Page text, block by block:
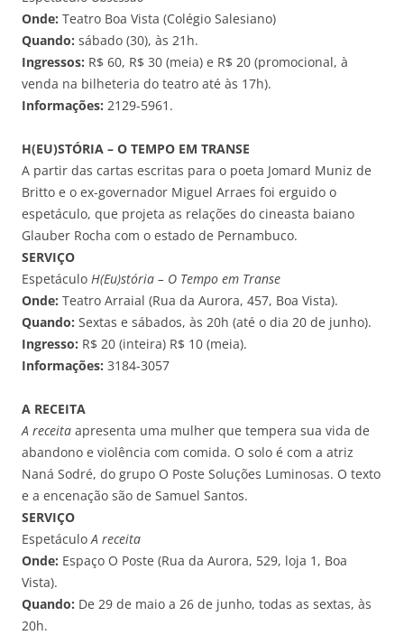
Onde: Teatro Boa Vista (Colégio Salesiano)
Quando: sábado (30), às 21h.
Ingressos: R$ 60, R$ 30 (meia) e R$ 20 (promocional, à
venda na bilheteria do teatro até às 17h).
Informações: 2129-5961.
H(EU)STÓRIA – O TEMPO EM TRANSE
A partir das cartas escritas para o poeta Jomard Muniz de
Britto e o ex-governador Miguel Arraes foi erguido o
espetáculo, que projeta as relações do cineasta baiano
Glauber Rocha com o estado de Pernambuco.
SERVIÇO
Espetáculo H(Eu)stória – O Tempo em Transe
Onde: Teatro Arraial (Rua da Aurora, 457, Boa Vista).
Quando: Sextas e sábados, às 20h (até o dia 20 de junho).
Ingresso: R$ 20 (inteira) R$ 10 (meia).
Informações: 3184-3057
A RECEITA
A receita apresenta uma mulher que tempera sua vida de
abandono e violência com comida. O solo é com a atriz
Naná Sodré, do grupo O Poste Soluções Luminosas. O texto
e a encenação são de Samuel Santos.
SERVIÇO
EspetáculoA receita
Onde: Espaço O Poste (Rua da Aurora, 529, loja 1, Boa
Vista).
Quando: De 29 de maio a 26 de junho, todas as sextas, às
20h.